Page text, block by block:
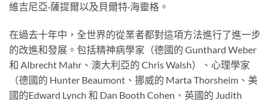
維吉尼亞·薩提爾以及貝爾特·海靈格。
在過去十年中，全世界的從業者都對這項方法進行了進一步
的改進和發展。包括精神病學家（德國的 Gunthard Weber
和 Albrecht Mahr、澳大利亞的 Chris Walsh）、心理學家
（德國的 Hunter Beaumont、挪威的 Marta Thorsheim、美
國的Edward Lynch 和 Dan Booth Cohen、英國的 Judith